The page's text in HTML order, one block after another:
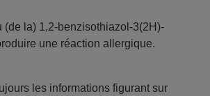
(de la) 1,2-benzisothiazol-3(2H)-
une réaction allergique.
les informations figurant sur